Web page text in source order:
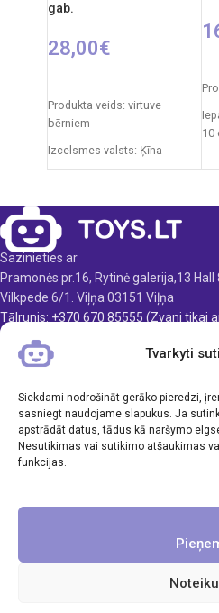
Tvarkyti
Siekdami nodrošināt gerāko pieredzi,
sasniegt naudojame slapukus. Ja
apstrādāt datus, tādus kā naršymo
Nesutikimas vai sutikimo atšaukimas
funkcijas.
gab.
28,00€
Produkta veids: virtuve
bērniem
Izcelsmes valsts: Ķīna
Produkta materiāls:
plastmasa
gadiem
Elementi: 3 x AA (nav iekļauti)
10
Sazinieties ar
Pramonės pr.16, Rytinė galerija,13
Vilkpede 6/1. Viļņa 03151 Viļņa
Tālrunis: +370 670 85555 (Zvani tikai
E-pasts: info@toys.lt
KLIENTAMS
INFORMĀCIJA